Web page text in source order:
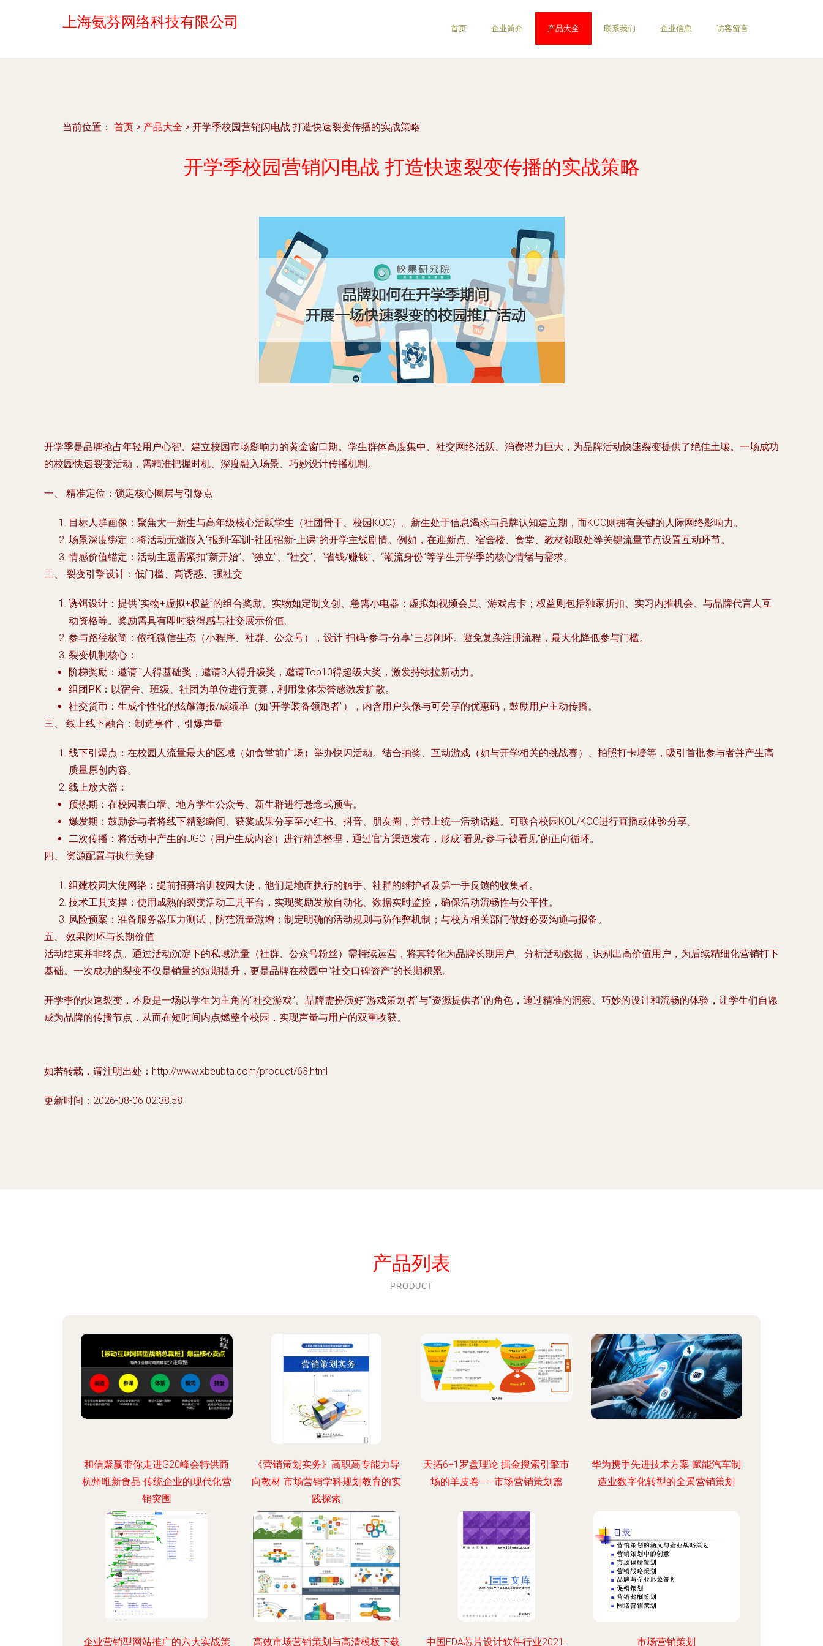
上海氨芬网络科技有限公司 首页 企业简介 产品大全 联系我们 企业信息 访客留言
当前位置： 首页 > 产品大全 > 开学季校园营销闪电战 打造快速裂变传播的实战策略
开学季校园营销闪电战 打造快速裂变传播的实战策略
开学季是品牌抢占年轻用户心智、建立校园市场影响力的黄金窗口期。学生群体高度集中、社交网络活跃、消费潜力巨大，为品牌活动快速裂变提供了绝佳土壤。一场成功
的校园快速裂变活动，需精准把握时机、深度融入场景、巧妙设计传播机制。
一、 精准定位：锁定核心圈层与引爆点
目标人群画像 ：聚焦大一新生与高年级核心活跃学生（社团骨干、校园KOC）。新生处于信息渴求与品牌认知建立期，而KOC则拥有关键的人际网络影响力。
场景深度绑定 ：将活动无缝嵌入“报到-军训-社团招新-上课”的开学主线剧情。例如，在迎新点、宿舍楼、食堂、教材领取处等关键流量节点设置互动环节。
情感价值锚定 ：活动主题需紧扣“新开始”、“独立”、“社交”、“省钱/赚钱”、“潮流身份”等学生开学季的核心情绪与需求。
二、 裂变引擎设计：低门槛、高诱惑、强社交
诱饵设计 ：提供“实物+虚拟+权益”的组合奖励。实物如定制文创、急需小电器；虚拟如视频会员、游戏点卡；权益则包括独家折扣、实习内推机会、与品牌代言人互
动资格等。奖励需具有即时获得感与社交展示价值。
参与路径极简 ：依托微信生态（小程序、社群、公众号），设计“扫码-参与-分享”三步闭环。避免复杂注册流程，最大化降低参与门槛。
裂变机制核心 ：
阶梯奖励 ：邀请1人得基础奖，邀请3人得升级奖，邀请Top10得超级大奖，激发持续拉新动力。
组团PK ：以宿舍、班级、社团为单位进行竞赛，利用集体荣誉感激发扩散。
社交货币 ：生成个性化的炫耀海报/成绩单（如“开学装备领跑者”），内含用户头像与可分享的优惠码，鼓励用户主动传播。
三、 线上线下融合：制造事件，引爆声量
线下引爆点 ：在校园人流量最大的区域（如食堂前广场）举办快闪活动。结合抽奖、互动游戏（如与开学相关的挑战赛）、拍照打卡墙等，吸引首批参与者并产生高
质量原创内容。
线上放大器 ：
预热期 ：在校园表白墙、地方学生公众号、新生群进行悬念式预告。
爆发期 ：鼓励参与者将线下精彩瞬间、获奖成果分享至小红书、抖音、朋友圈，并带上统一活动话题。可联合校园KOL/KOC进行直播或体验分享。
二次传播 ：将活动中产生的UGC（用户生成内容）进行精选整理，通过官方渠道发布，形成“看见-参与-被看见”的正向循环。
四、 资源配置与执行关键
组建校园大使网络 ：提前招募培训校园大使，他们是地面执行的触手、社群的维护者及第一手反馈的收集者。
技术工具支撑 ：使用成熟的裂变活动工具平台，实现奖励发放自动化、数据实时监控，确保活动流畅性与公平性。
风险预案 ：准备服务器压力测试，防范流量激增；制定明确的活动规则与防作弊机制；与校方相关部门做好必要沟通与报备。
五、 效果闭环与长期价值
活动结束并非终点。通过活动沉淀下的私域流量（社群、公众号粉丝）需持续运营，将其转化为品牌长期用户。分析活动数据，识别出高价值用户，为后续精细化营销打下
基础。一次成功的裂变不仅是销量的短期提升，更是品牌在校园中“社交口碑资产”的长期积累。
开学季的快速裂变，本质是一场以学生为主角的“社交游戏”。品牌需扮演好“游戏策划者”与“资源提供者”的角色，通过精准的洞察、巧妙的设计和流畅的体验，让学生们自愿
成为品牌的传播节点，从而在短时间内点燃整个校园，实现声量与用户的双重收获。
如若转载，请注明出处：http://www.xbeubta.com/product/63.html
更新时间：2026-08-06 02:38:58
产品列表
PRODUCT
和信聚赢带你走进G20峰会特供商
杭州唯新食品 传统企业的现代化营
销突围
《营销策划实务》高职高专能力导
向教材 市场营销学科规划教育的实
践探索
天拓6+1罗盘理论 掘金搜索引擎市
场的羊皮卷——市场营销策划篇
华为携手先进技术方案 赋能汽车制
造业数字化转型的全景营销策划
企业营销型网站推广的六大实战策 高效市场营销策划与高清模板下载 中国EDA芯片设计软件行业2021- 市场营销策划